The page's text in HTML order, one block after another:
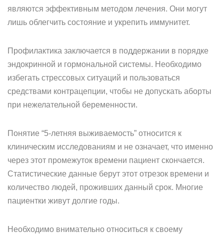
являются эффективным методом лечения. Они могут
лишь облегчить состояние и укрепить иммунитет.
Профилактика заключается в поддержании в порядке
эндокринной и гормональной системы. Необходимо
избегать стрессовых ситуаций и пользоваться
средствами контрацепции, чтобы не допускать аборты
при нежелательной беременности.
Понятие “5-летняя выживаемость” относится к
клиническим исследованиям и не означает, что именно
через этот промежуток времени пациент скончается.
Статистические данные берут этот отрезок времени и
количество людей, проживших данный срок. Многие
пациентки живут долгие годы.
Необходимо внимательно относиться к своему